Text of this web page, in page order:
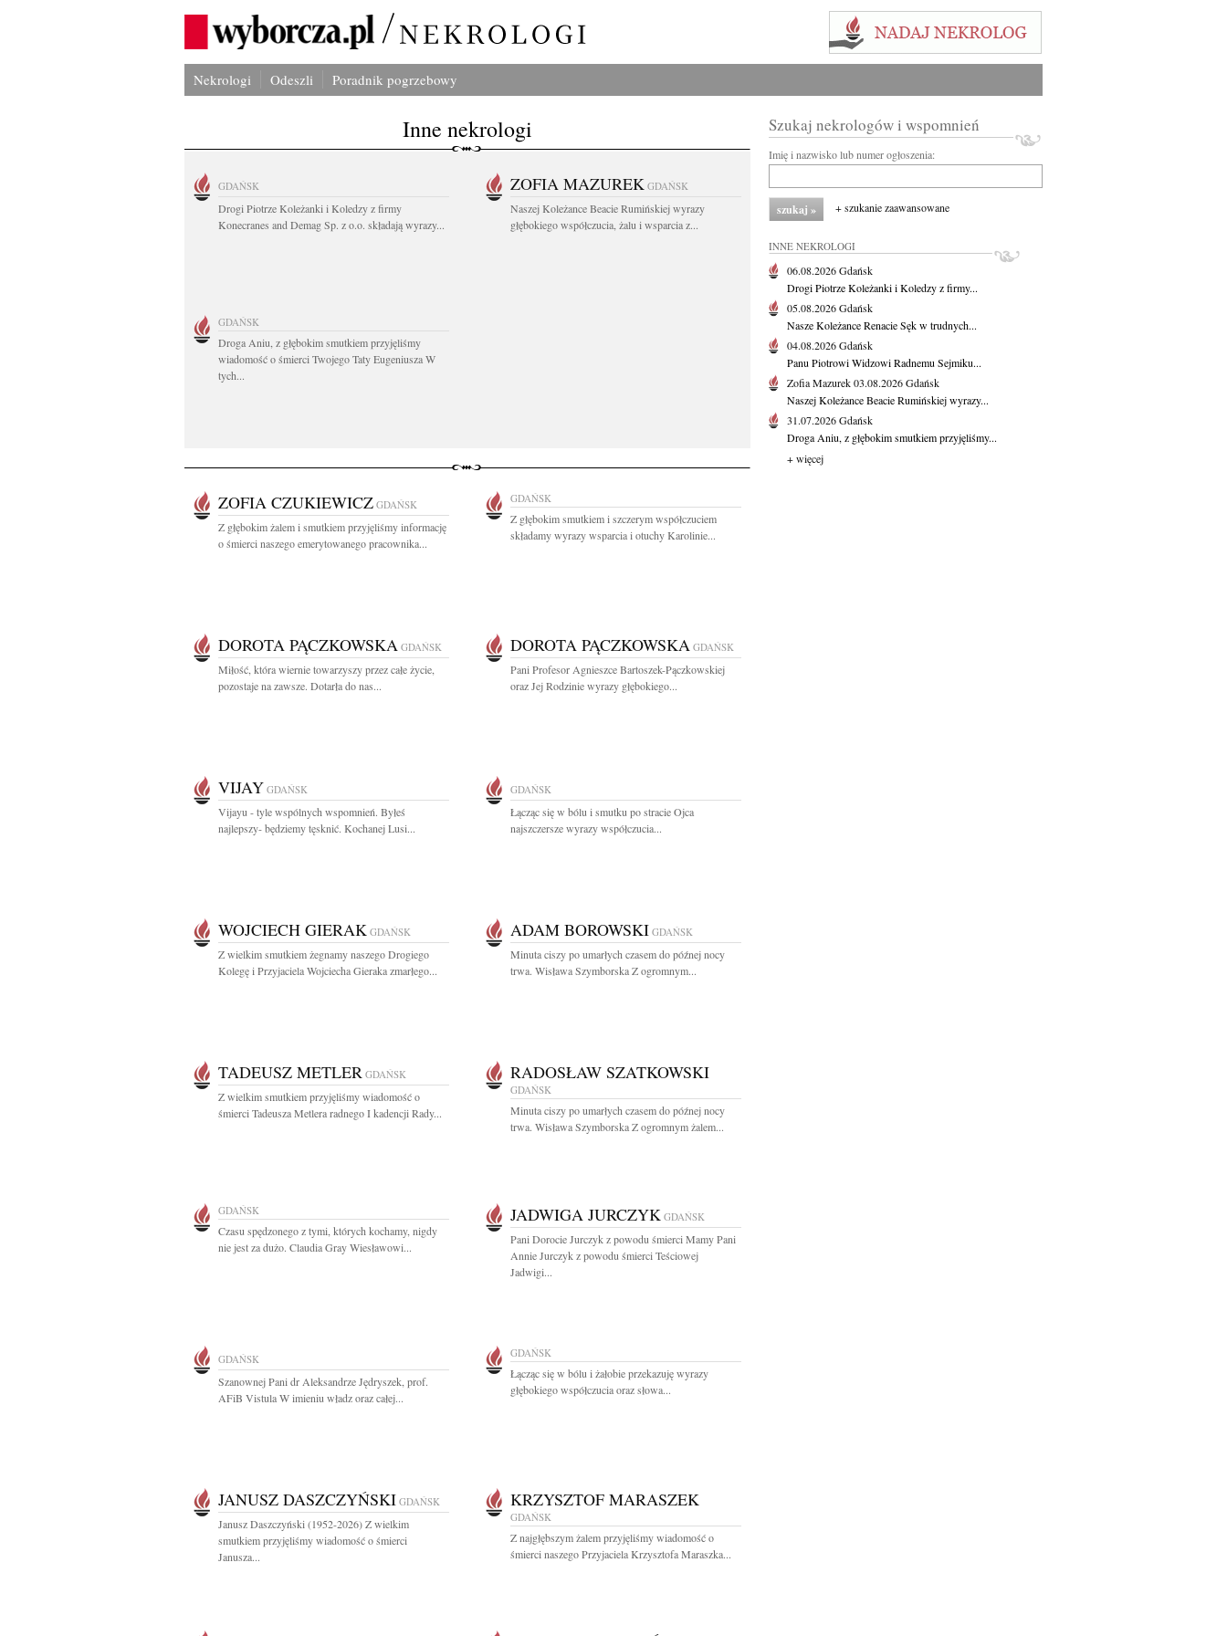
Nekrologi Odeszli Poradnik pogrzebowy
Inne nekrologi
GDAŃSK
Drogi Piotrze Koleżanki i Koledzy z firmy
Konecranes and Demag Sp. z o.o. składają wyrazy...
ZOFIA MAZUREK GDAŃSK
Naszej Koleżance Beacie Rumińskiej wyrazy
głębokiego współczucia, żalu i wsparcia z...
GDAŃSK
Droga Aniu, z głębokim smutkiem przyjęliśmy
wiadomość o śmierci Twojego Taty Eugeniusza W
tych...
ZOFIA CZUKIEWICZ GDAŃSK
Z głębokim żalem i smutkiem przyjęliśmy informację
o śmierci naszego emerytowanego pracownika...
GDAŃSK
Z głębokim smutkiem i szczerym współczuciem
składamy wyrazy wsparcia i otuchy Karolinie...
DOROTA PĄCZKOWSKA GDAŃSK
Miłość, która wiernie towarzyszy przez całe życie,
pozostaje na zawsze. Dotarła do nas...
DOROTA PĄCZKOWSKA GDAŃSK
Pani Profesor Agnieszce Bartoszek-Pączkowskiej
oraz Jej Rodzinie wyrazy głębokiego...
VIJAY GDAŃSK
Vijayu - tyle wspólnych wspomnień. Byłeś
najlepszy- będziemy tęsknić. Kochanej Lusi...
GDAŃSK
Łącząc się w bólu i smutku po stracie Ojca
najszczersze wyrazy współczucia...
WOJCIECH GIERAK GDAŃSK
Z wielkim smutkiem żegnamy naszego Drogiego
Kolegę i Przyjaciela Wojciecha Gieraka zmarłego...
ADAM BOROWSKI GDAŃSK
Minuta ciszy po umarłych czasem do późnej nocy
trwa. Wisława Szymborska Z ogromnym...
TADEUSZ METLER GDAŃSK
Z wielkim smutkiem przyjęliśmy wiadomość o
śmierci Tadeusza Metlera radnego I kadencji Rady...
RADOSŁAW SZATKOWSKI
GDAŃSK
Minuta ciszy po umarłych czasem do późnej nocy
trwa. Wisława Szymborska Z ogromnym żalem...
GDAŃSK
Czasu spędzonego z tymi, których kochamy, nigdy
nie jest za dużo. Claudia Gray Wiesławowi...
JADWIGA JURCZYK GDAŃSK
Pani Dorocie Jurczyk z powodu śmierci Mamy Pani
Annie Jurczyk z powodu śmierci Teściowej
Jadwigi...
GDAŃSK
Szanownej Pani dr Aleksandrze Jędryszek, prof.
AFiB Vistula W imieniu władz oraz całej...
GDAŃSK
Łącząc się w bólu i żałobie przekazuję wyrazy
głębokiego współczucia oraz słowa...
JANUSZ DASZCZYŃSKI GDAŃSK
Janusz Daszczyński (1952-2026) Z wielkim
smutkiem przyjęliśmy wiadomość o śmierci
Janusza...
KRZYSZTOF MARASZEK
GDAŃSK
Z najgłębszym żalem przyjęliśmy wiadomość o
śmierci naszego Przyjaciela Krzysztofa Maraszka...
Szukaj nekrologów i wspomnień
Imię i nazwisko lub numer ogłoszenia:
+ szukanie zaawansowane
INNE NEKROLOGI
06.08.2026Gdańsk
Drogi Piotrze Koleżanki i Koledzy z firmy...
05.08.2026Gdańsk
Nasze Koleżance Renacie Sęk w trudnych...
04.08.2026Gdańsk
Panu Piotrowi Widzowi Radnemu Sejmiku...
Zofia Mazurek03.08.2026Gdańsk
Naszej Koleżance Beacie Rumińskiej wyrazy...
31.07.2026Gdańsk
Droga Aniu, z głębokim smutkiem przyjęliśmy...
+ więcej